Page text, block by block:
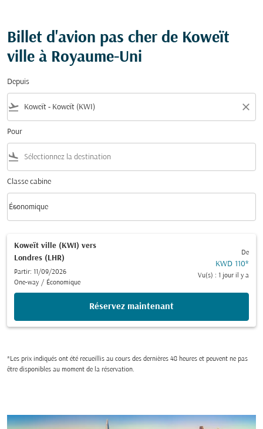
Billet d'avion pas cher de Koweït
ville à Royaume-Uni
Depuis
flight_takeoff close
Pour
flight_land
Classe cabine
Classe cabine option Économique Selected
Économique
keyboard_arrow_down
Koweït ville (KWI) vers
Londres (LHR)
Partir: 11/09/2026
One-way / Économique
De
KWD 110*
Vu(s) : 1 jour il y a
Réservez maintenant
*Les prix indiqués ont été recueillis au cours des dernières 48 heures et peuvent ne pas
être disponibles au moment de la réservation.